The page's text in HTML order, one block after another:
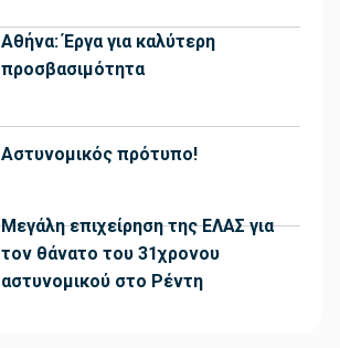
Αθήνα: Έργα για καλύτερη
προσβασιμότητα
Αστυνομικός πρότυπο!
Μεγάλη επιχείρηση της ΕΛΑΣ για
τον θάνατο του 31χρονου
αστυνομικού στο Ρέντη